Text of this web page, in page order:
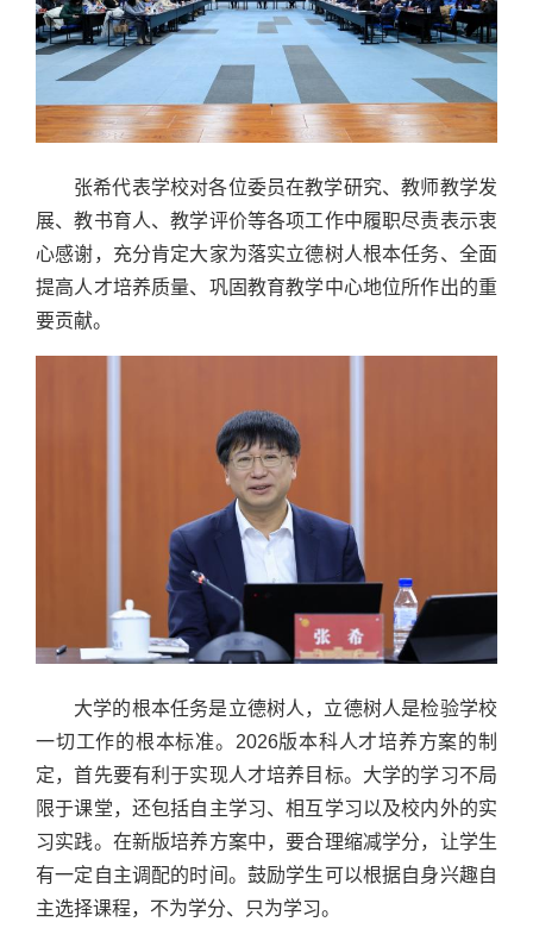
张希代表学校对各位委员在教学研究、教师教学发
展、教书育人、教学评价等各项工作中履职尽责表示衷
心感谢，充分肯定大家为落实立德树人根本任务、全面
提高人才培养质量、巩固教育教学中心地位所作出的重
要贡献。
大学的根本任务是立德树人，立德树人是检验学校
一切工作的根本标准。2026版本科人才培养方案的制
定，首先要有利于实现人才培养目标。大学的学习不局
限于课堂，还包括自主学习、相互学习以及校内外的实
习实践。在新版培养方案中，要合理缩减学分，让学生
有一定自主调配的时间。鼓励学生可以根据自身兴趣自
主选择课程，不为学分、只为学习。